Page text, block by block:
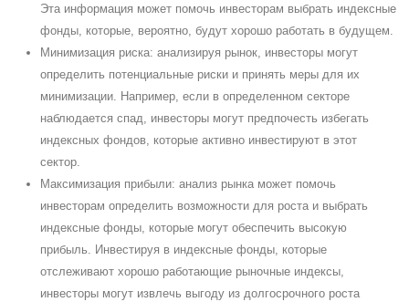
Эта информация может помочь инвесторам выбрать индексные
фонды, которые, вероятно, будут хорошо работать в будущем.
Минимизация риска: анализируя рынок, инвесторы могут
определить потенциальные риски и принять меры для их
минимизации. Например, если в определенном секторе
наблюдается спад, инвесторы могут предпочесть избегать
индексных фондов, которые активно инвестируют в этот
сектор.
Максимизация прибыли: анализ рынка может помочь
инвесторам определить возможности для роста и выбрать
индексные фонды, которые могут обеспечить высокую
прибыль. Инвестируя в индексные фонды, которые
отслеживают хорошо работающие рыночные индексы,
инвесторы могут извлечь выгоду из долгосрочного роста